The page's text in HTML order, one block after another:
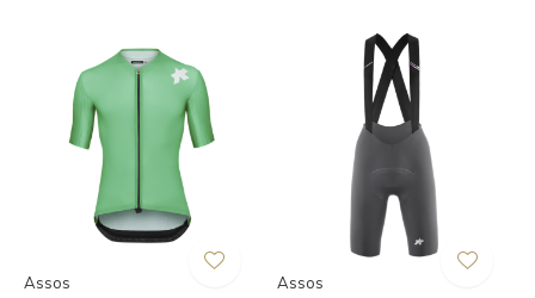
Assos Assos